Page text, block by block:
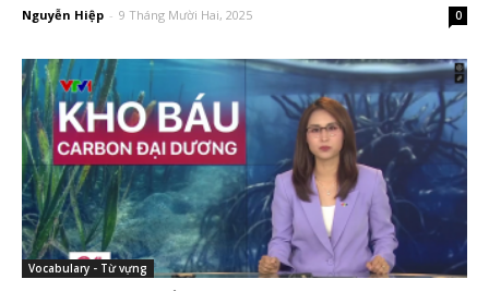
Nguyễn Hiệp - 9 Tháng Mười Hai, 2025 0
Vocabulary - Từ vựng